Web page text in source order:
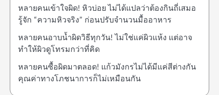
หลายคนเข้าใจผิด! หิวบ่อย ไม่ได้แปลว่าต้องกินถี่เสมอ
รู้จัก “ความหิวจริง” ก่อนปรับจำนวนมื้ออาหาร
หลายคนอาบน้ำผิดวิธีทุกวัน! ไม่ใช่แค่ผิวแห้ง แต่อาจ
ทำให้ผิวดูโทรมกว่าที่คิด
หลายคนซื้อผิดมาตลอด! แก้วมังกรไม่ได้มีแค่สีต่างกัน
คุณค่าทางโภชนาการก็ไม่เหมือนกัน